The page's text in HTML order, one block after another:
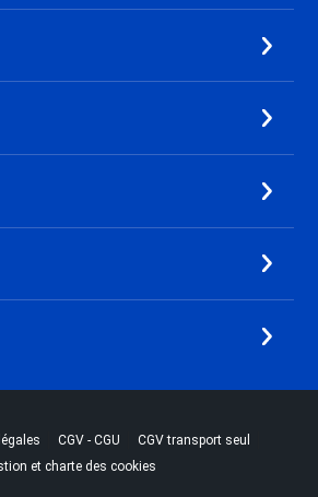
|CGV - CGU |CGV transport seul
et charte des cookies